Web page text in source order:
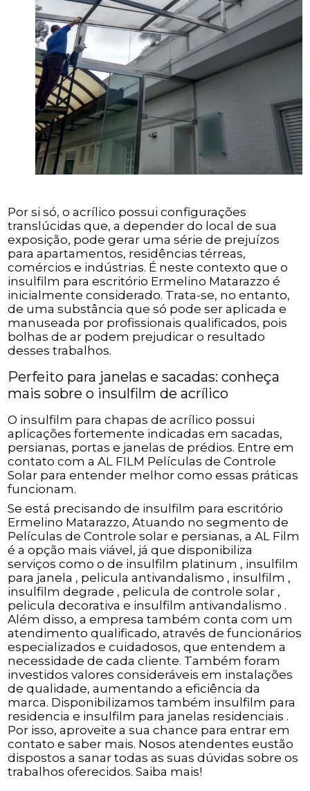
Por si só, o acrílico possui configurações
translúcidas que, a depender do local de sua
exposição, pode gerar uma série de prejuízos
para apartamentos, residências térreas,
comércios e indústrias. É neste contexto que o
insulfilm para escritório Ermelino Matarazzo é
inicialmente considerado. Trata-se, no entanto,
de uma substância que só pode ser aplicada e
manuseada por profissionais qualificados, pois
bolhas de ar podem prejudicar o resultado
desses trabalhos.
Perfeito para janelas e sacadas: conheça
mais sobre o insulfilm de acrílico
O insulfilm para chapas de acrílico possui
aplicações fortemente indicadas em sacadas,
persianas, portas e janelas de prédios. Entre em
contato com a AL FILM Películas de Controle
Solar para entender melhor como essas práticas
funcionam.
Se está precisando de insulfilm para escritório
Ermelino Matarazzo, Atuando no segmento de
Películas de Controle solar e persianas, a AL Film
é a opção mais viável, já que disponibiliza
serviços como o de insulfilm platinum , insulfilm
para janela , pelicula antivandalismo , insulfilm ,
insulfilm degrade , pelicula de controle solar ,
pelicula decorativa e insulfilm antivandalismo .
Além disso, a empresa também conta com um
atendimento qualificado, através de funcionários
especializados e cuidadosos, que entendem a
necessidade de cada cliente. Também foram
investidos valores consideráveis em instalações
de qualidade, aumentando a eficiência da
marca. Disponibilizamos também insulfilm para
residencia e insulfilm para janelas residenciais .
Por isso, aproveite a sua chance para entrar em
contato e saber mais. Nosos atendentes eustão
dispostos a sanar todas as suas dúvidas sobre os
trabalhos oferecidos. Saiba mais!